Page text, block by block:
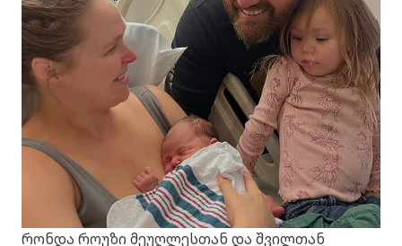
რონდა როუზი მეუღლესთან და შვილთან